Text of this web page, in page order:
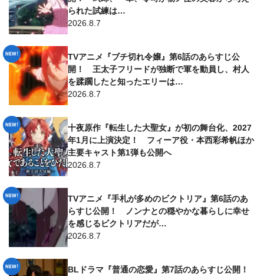
られた試練は…
2026.8.7
TVアニメ『ブチ切れ令嬢』第6話のあらすじ公
開！ 王太子フリードが独断で軍を動員し、村人
を蹂躙したと知ったエリーは…
2026.8.7
十夜原作『転生した大聖女』が初の舞台化、2027
年1月に上演決定！ フィーア役・本西彩希帆ほか
主要キャスト第1弾も公開へ
2026.8.7
TVアニメ『手札が多めのビクトリア』第6話のあ
らすじ公開！ ノンナとの穏やかな暮らしに幸せ
を感じるビクトリアだが…
2026.8.7
BLドラマ『普通の恋愛』第7話のあらすじ公開！